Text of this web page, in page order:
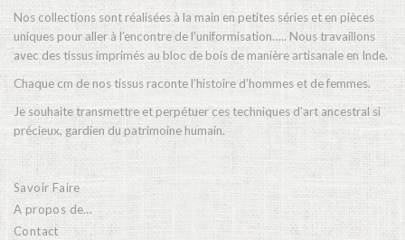
Nos collections sont réalisées à la main en petites séries et en pièces
uniques pour aller à l’encontre de l’uniformisation….. Nous travaillons
avec des tissus imprimés au bloc de bois de manière artisanale en Inde.
Chaque cm de nos tissus raconte l’histoire d’hommes et de femmes.
Je souhaite transmettre et perpétuer ces techniques d’art ancestral si
précieux, gardien du patrimoine humain.
Savoir Faire
A propos de…
Contact